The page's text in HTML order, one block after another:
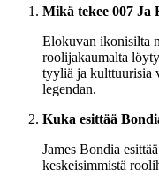
Mikä tekee 007 Ja
Elokuvan ikonisilta
roolijakaumalta
tyyliä ja kulttuurisia
legendan.
Kuka esittää
James Bondia
keskeisimmistä